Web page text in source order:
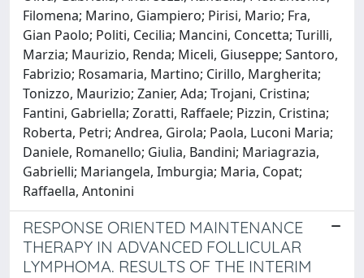
Filomena; Marino, Giampiero; Pirisi, Mario; Fra,
Gian Paolo; Politi, Cecilia; Mancini, Concetta; Turilli,
Marzia; Maurizio, Renda; Miceli, Giuseppe; Santoro,
Fabrizio; Rosamaria, Martino; Cirillo, Margherita;
Tonizzo, Maurizio; Zanier, Ada; Trojani, Cristina;
Fantini, Gabriella; Zoratti, Raffaele; Pizzin, Cristina;
Roberta, Petri; Andrea, Girola; Paola, Luconi Maria;
Daniele, Romanello; Giulia, Bandini; Mariagrazia,
Gabrielli; Mariangela, Imburgia; Maria, Copat;
Raffaella, Antonini
RESPONSE ORIENTED MAINTENANCE
THERAPY IN ADVANCED FOLLICULAR
LYMPHOMA. RESULTS OF THE INTERIM